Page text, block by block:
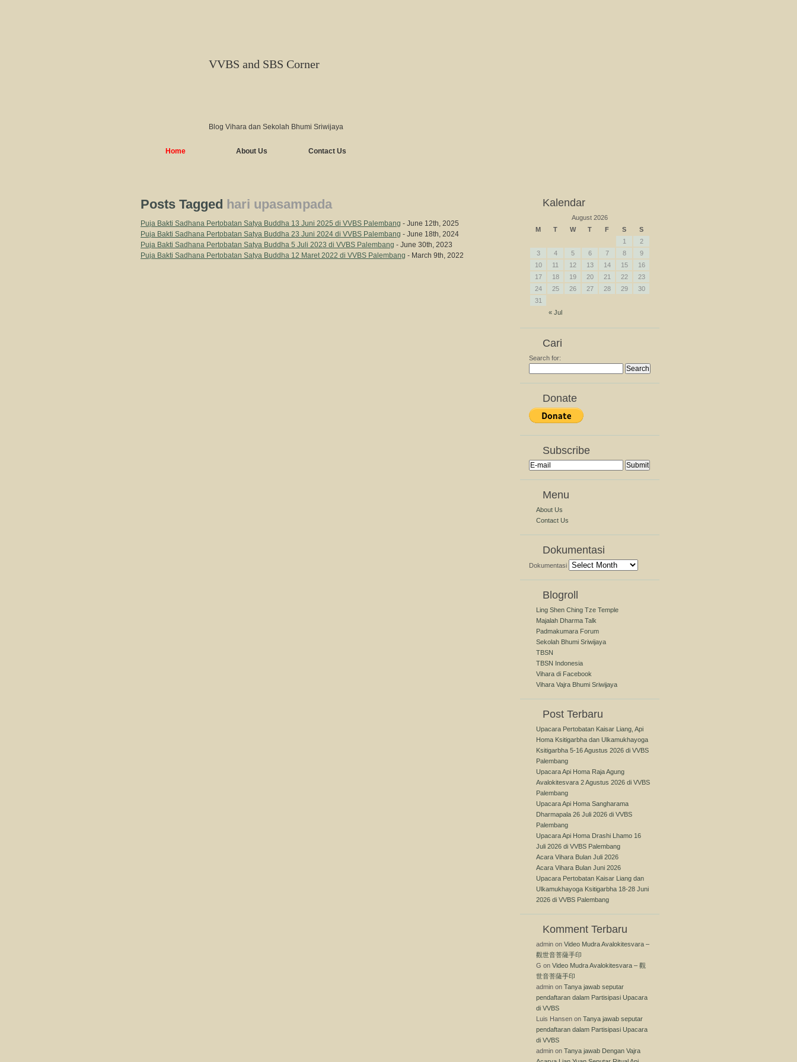
VVBS and SBS Corner
Blog Vihara dan Sekolah Bhumi Sriwijaya
Home About Us Contact Us
Posts Tagged hari upasampada
Puja Bakti Sadhana Pertobatan Satya Buddha 13 Juni 2025 di VVBS Palembang - June 12th, 2025
Puja Bakti Sadhana Pertobatan Satya Buddha 23 Juni 2024 di VVBS Palembang - June 18th, 2024
Puja Bakti Sadhana Pertobatan Satya Buddha 5 Juli 2023 di VVBS Palembang - June 30th, 2023
Puja Bakti Sadhana Pertobatan Satya Buddha 12 Maret 2022 di VVBS Palembang - March 9th, 2022
Kalendar
August 2026
M
T W T F S S
« Jul
1
2
3
4 5 6 7 8
9
10
11 12 13 14 15
16
17
18 19 20 21 22
23
24
25 26 27 28 29
30
31
Cari
Search for:
Donate
Subscribe
Menu
About Us
Contact Us
Dokumentasi
Dokumentasi
Blogroll
Ling Shen Ching Tze Temple
Majalah Dharma Talk
Padmakumara Forum
Sekolah Bhumi Sriwijaya
TBSN
TBSN Indonesia
Vihara di Facebook
Vihara Vajra Bhumi Sriwijaya
Post Terbaru
Upacara Pertobatan Kaisar Liang, Api
Homa Ksitigarbha dan Ulkamukhayoga
Ksitigarbha 5-16 Agustus 2026 di VVBS
Palembang
Upacara Api Homa Raja Agung
Avalokitesvara 2 Agustus 2026 di VVBS
Palembang
Upacara Api Homa Sangharama
Dharmapala 26 Juli 2026 di VVBS
Palembang
Upacara Api Homa Drashi Lhamo 16
Juli 2026 di VVBS Palembang
Acara Vihara Bulan Juli 2026
Acara Vihara Bulan Juni 2026
Upacara Pertobatan Kaisar Liang dan
Ulkamukhayoga Ksitigarbha 18-28 Juni
2026 di VVBS Palembang
Komment Terbaru
admin on Video Mudra Avalokitesvara –
觀世音菩薩手印
G on Video Mudra Avalokitesvara – 觀
世音菩薩手印
admin on Tanya jawab seputar
pendaftaran dalam Partisipasi Upacara
di VVBS
Luis Hansen on Tanya jawab seputar
pendaftaran dalam Partisipasi Upacara
di VVBS
admin on Tanya jawab Dengan Vajra